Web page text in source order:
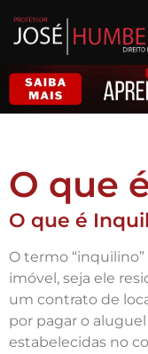
O que
O que é
O termo
imóvel, seja ele
um contrato de
por pagar o
estabelecidas no